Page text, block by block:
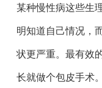
某种慢性病这些生
明知道自己情况，
状更严重。最有效
长就做个包皮手术